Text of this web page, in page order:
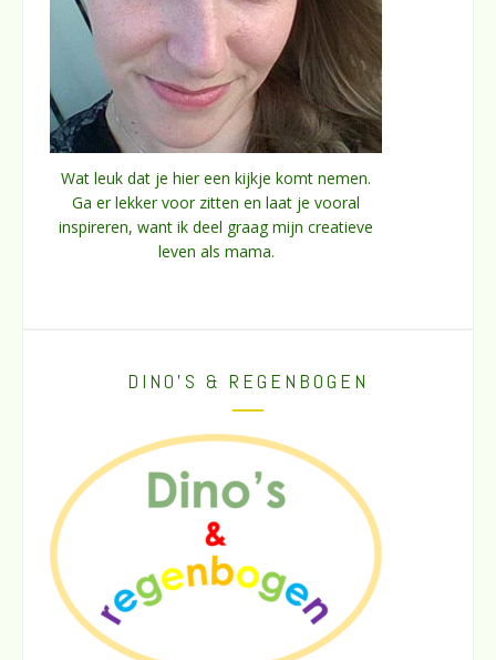
Wat leuk dat je hier een kijkje komt nemen.
Ga er lekker voor zitten en laat je vooral
inspireren, want ik deel graag mijn creatieve
leven als mama.
DINO’S & REGENBOGEN